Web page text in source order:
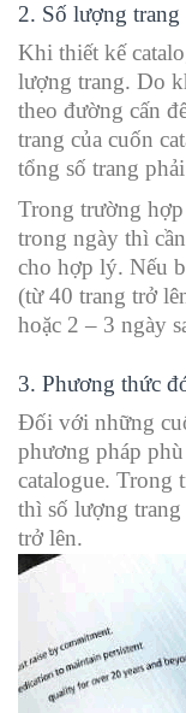
2. Số lượng trang
Khi thiết kế
lượng trang. Do
theo đường cấn
trang của cuốn
tổng số trang
Trong trường hợp
trong ngày thì
cho hợp lý. Nếu
(từ 40 trang trở
hoặc 2 – 3 ngày
3. Phương thức
Đối với những
phương pháp
catalogue. Trong
thì số lượng
trở lên.